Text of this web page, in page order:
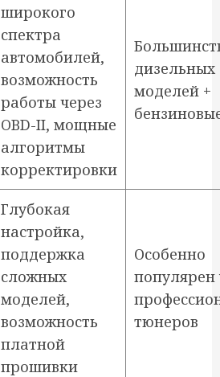
широкого
спектра
автомобилей,
возможность
работы через
OBD-II, мощные
алгоритмы
корректировки
дизельных
моделей +
Глубокая
настройка,
поддержка
сложных
моделей,
возможность
платной
прошивки
Особенно
популярен
тюнеров